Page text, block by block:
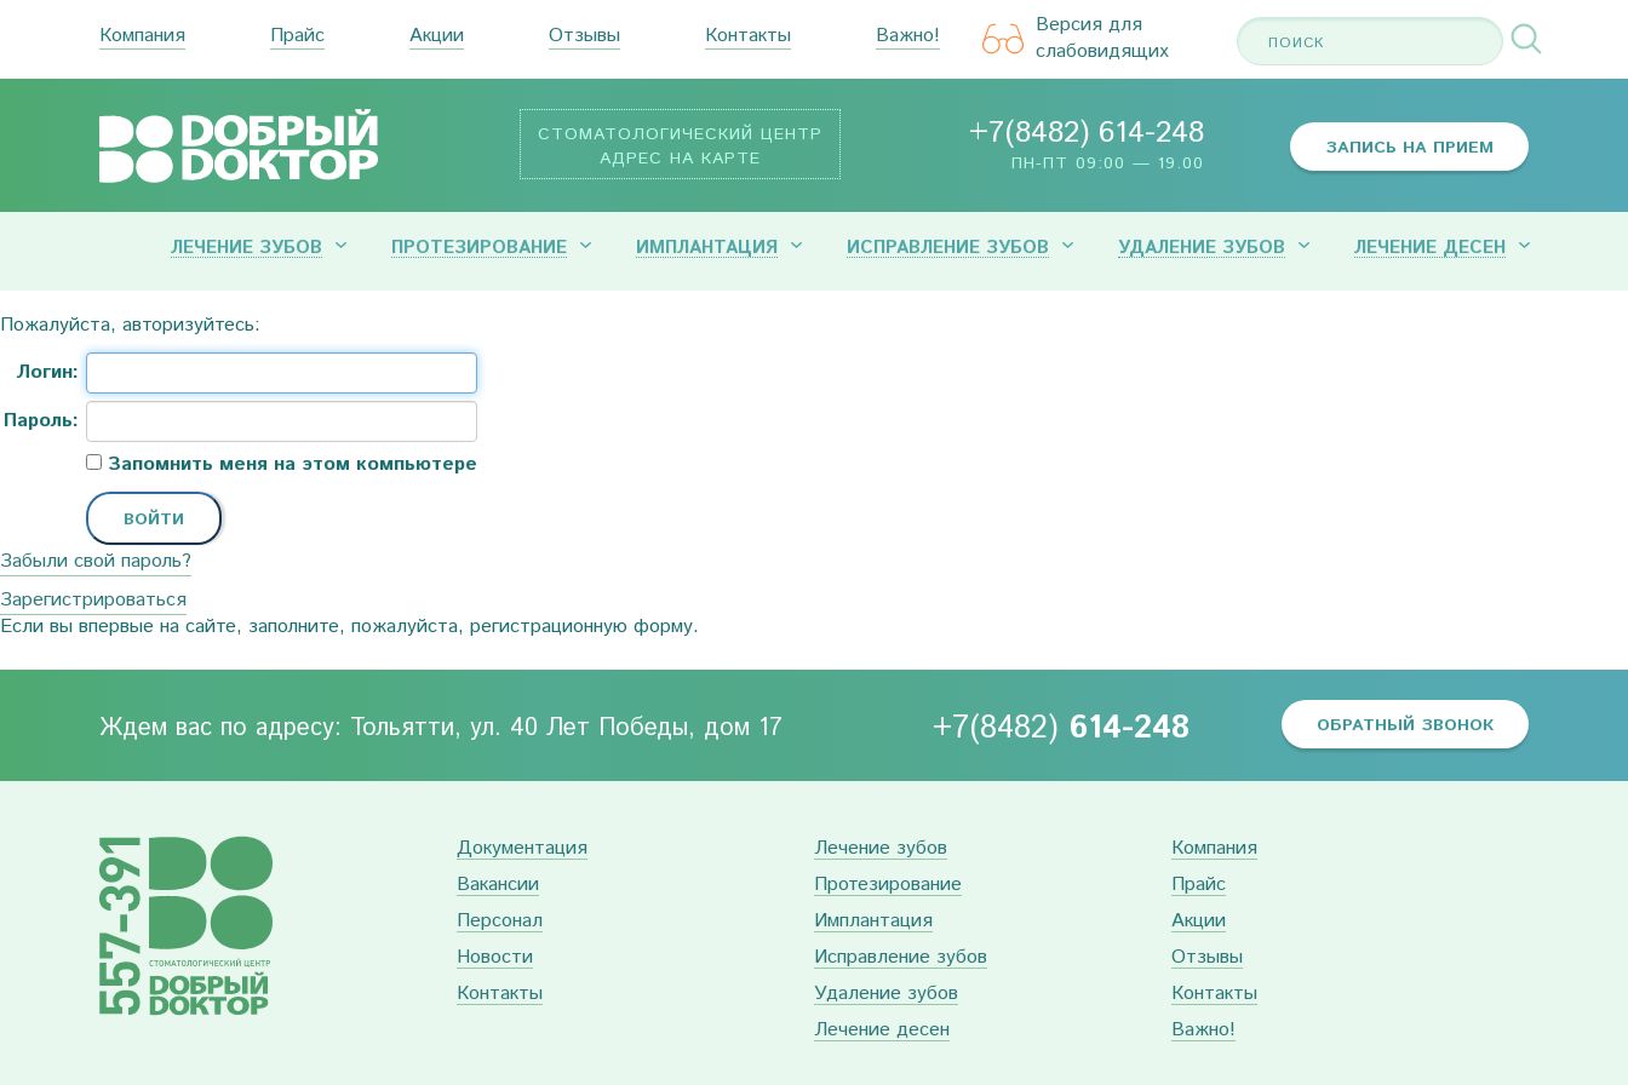
Компания Прайс Акции Отзывы Контакты Важно!
Версия для
слабовидящих
СТОМАТОЛОГИЧЕСКИЙ ЦЕНТР
АДРЕС НА КАРТЕ
+7(8482) 614-248
ПН-ПТ 09:00 — 19.00
ЗАПИСЬ НА ПРИЕМ
ЛЕЧЕНИЕ ЗУБОВ ПРОТЕЗИРОВАНИЕ ИМПЛАНТАЦИЯ ИСПРАВЛЕНИЕ ЗУБОВ УДАЛЕНИЕ ЗУБОВ ЛЕЧЕНИЕ ДЕСЕН
Пожалуйста, авторизуйтесь:
Логин:
Пароль:
Запомнить меня на этом компьютере
Забыли свой пароль?
Зарегистрироваться
Если вы впервые на сайте, заполните, пожалуйста, регистрационную форму.
Ждем вас по адресу: Тольятти, ул. 40 Лет Победы, дом 17 +7(8482) 614-248 ОБРАТНЫЙ ЗВОНОК
Документация
Вакансии
Персонал
Новости
Контакты
Лечение зубов
Протезирование
Имплантация
Исправление зубов
Удаление зубов
Лечение десен
Компания
Прайс
Акции
Отзывы
Контакты
Важно!